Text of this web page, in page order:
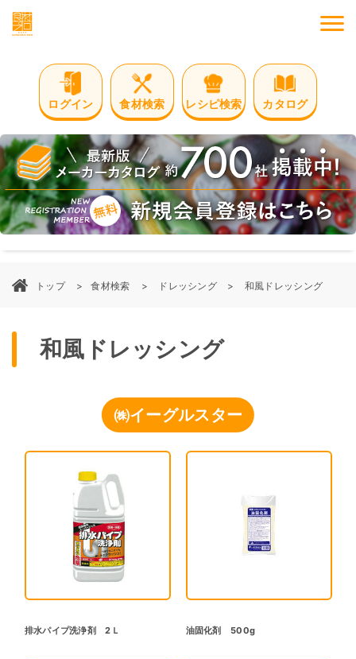
ログイン 食材検索 レシピ検索 カタログ
トップ 食材検索 ドレッシング 和風ドレッシング
和風ドレッシング
㈱イーグルスター
排水パイプ洗浄剤 2Ｌ 油固化剤 500g